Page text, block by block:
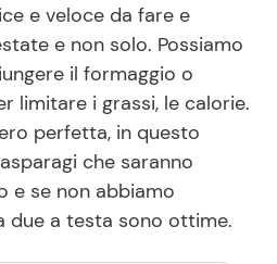
e veloce da fare e
e non solo. Possiamo
il formaggio o
limitare i grassi, le calorie.
perfetta, in questo
che saranno
e se non abbiamo
due a testa sono ottime.